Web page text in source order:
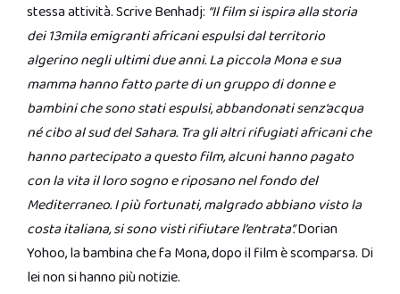
stessa attività. Scrive Benhadj: “Il film si ispira alla storia
dei 13mila emigranti africani espulsi dal territorio
algerino negli ultimi due anni. La piccola Mona e sua
mamma hanno fatto parte di un gruppo di donne e
bambini che sono stati espulsi, abbandonati senz’acqua
né cibo al sud del Sahara. Tra gli altri rifugiati africani che
hanno partecipato a questo film, alcuni hanno pagato
con la vita il loro sogno e riposano nel fondo del
Mediterraneo. I più fortunati, malgrado abbiano visto la
costa italiana, si sono visti rifiutare l’entrata”.Dorian
Yohoo, la bambina che fa Mona, dopo il film è scomparsa. Di
lei non si hanno più notizie.